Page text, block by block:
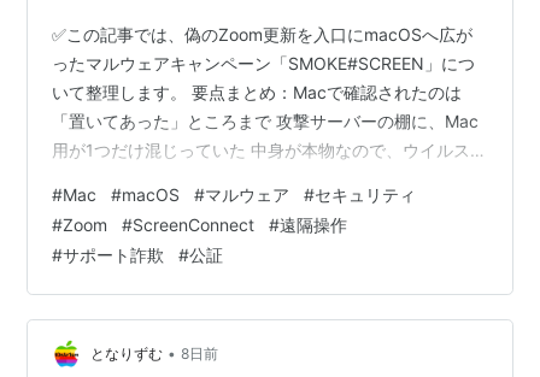
✅この記事では、偽のZoom更新を入口にmacOSへ広が
ったマルウェアキャンペーン「SMOKE#SCREEN」につ
いて整理します。 要点まとめ：Macで確認されたのは
「置いてあった」ところまで 攻撃サーバーの棚に、Mac
用が1つだけ混じっていた 中身が本物なので、ウイルス対
認があるのか 日本では、この着地のほうが先に定着して
いる 海外の反応：Gatekeeperは止めてくれるのか ひと
こと：怖がる材料と、確かめられたことの距離 まとめ：
見方が変わるのは、配布経路が見えたとき どうも、とな
りです。 Macを狙う攻撃の話は、ここ数か月だけでも
何…
#Mac #macOS #マルウェア #セキュリティ
#Zoom #ScreenConnect #遠隔操作
#サポート詐欺 #公証
となりずむ • 8日前